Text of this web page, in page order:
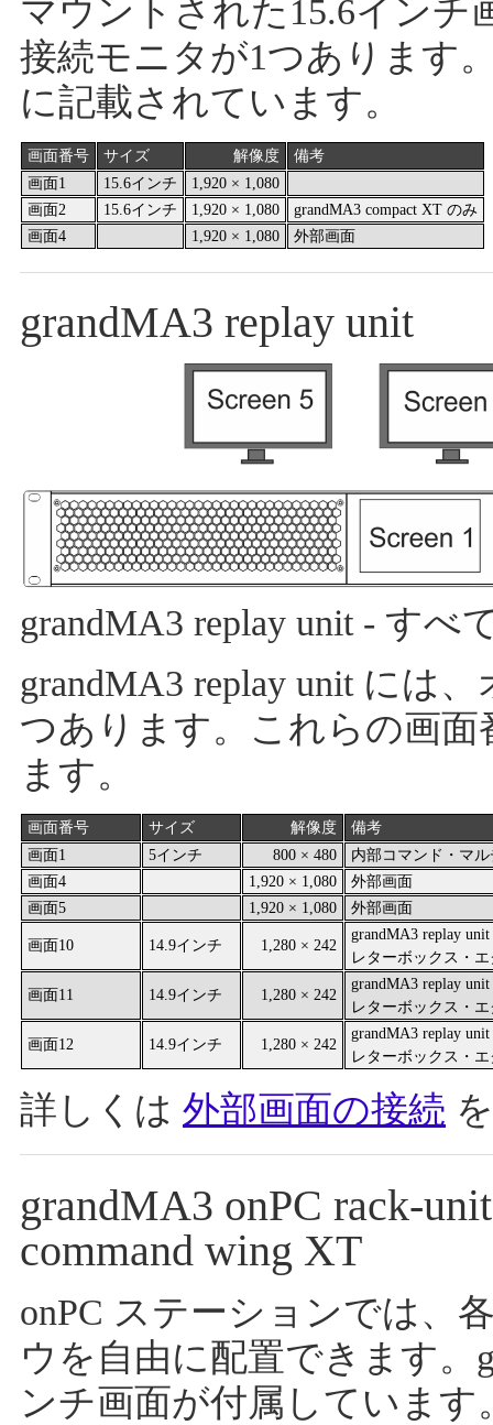
マウントされた15.6インチ
接続モニタが1つあります
に記載されています。
画面番号 サイズ 解像度
備考
画面1
15.6インチ
1,920 × 1,080
画面2
15.6インチ 1,920 × 1,080
grandMA3 compact XT のみ
画面4
1,920 × 1,080 外部画面
grandMA3 replay unit
grandMA3 replay unit - すべ
grandMA3 replay unit には
つあります。これらの画
ます。
画面番号 サイズ 解像度
備考
画面1
5インチ 800 × 480
内部コマンド・マ
画面4
1,920 × 1,080
外部画面
画面5
1,920 × 1,080 外部画面
画面10 14.9インチ 1,280 × 242
grandMA3 replay
レターボックス・
画面11 14.9インチ 1,280 × 242
grandMA3 replay
レターボックス・
画面12 14.9インチ 1,280 × 242
grandMA3 replay
レターボックス・
詳しくは 外部画面の接続
grandMA3 onPC rack-
command wing XT
onPC ステーションでは、
ウを自由に配置できます。
ンチ画面が付属していま